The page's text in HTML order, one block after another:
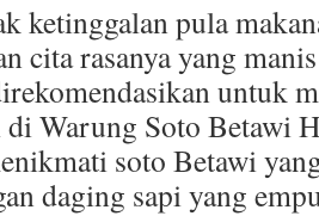
ketinggalan pula
cita rasanya yang
untuk
di Warung Soto Betawi
soto Betawi
daging sapi yang